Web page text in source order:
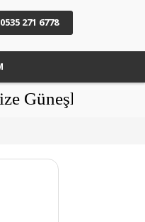
0535 271 6778
Hediye -